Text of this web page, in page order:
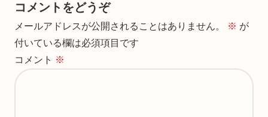
コメントをどうぞ
メールアドレスが公開されることはありません。 ※ が
付いている欄は必須項目です
コメント ※